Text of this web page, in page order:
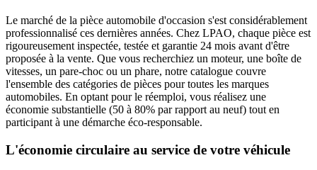
Le marché de la pièce automobile d'occasion s'est considérablement
professionnalisé ces dernières années. Chez LPAO, chaque pièce est
rigoureusement inspectée, testée et garantie 24 mois avant d'être
proposée à la vente. Que vous recherchiez un moteur, une boîte de
vitesses, un pare-choc ou un phare, notre catalogue couvre
l'ensemble des catégories de pièces pour toutes les marques
automobiles. En optant pour le réemploi, vous réalisez une
économie substantielle (50 à 80% par rapport au neuf) tout en
participant à une démarche éco-responsable.
L'économie circulaire au service de votre véhicule